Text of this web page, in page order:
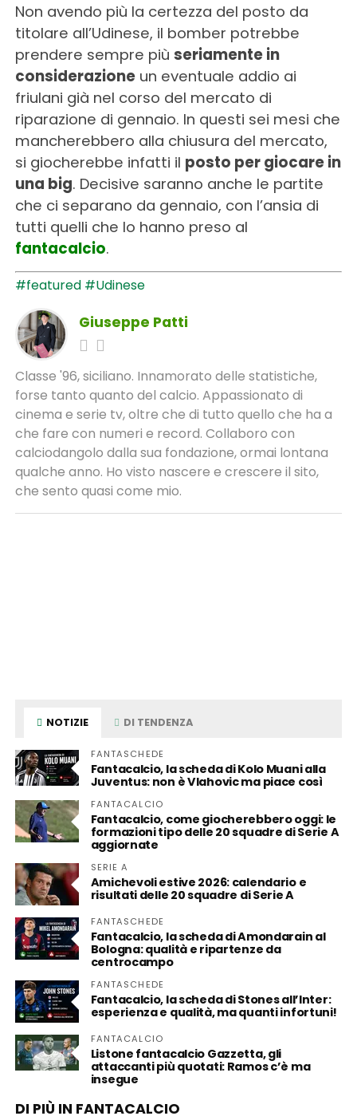
Non avendo più la certezza del posto da
titolare all’Udinese, il bomber potrebbe
prendere sempre più seriamente in
considerazioneun eventuale addio ai
friulani già nel corso del mercato di
riparazione di gennaio. In questi sei mesi che
mancherebbero alla chiusura del mercato,
si giocherebbe infatti il posto per giocare in
una big. Decisive saranno anche le partite
che ci separano da gennaio, con l’ansia di
tutti quelli che lo hanno preso al
fantacalcio.
#featured #Udinese
Giuseppe Patti
Classe '96, siciliano. Innamorato delle statistiche,
forse tanto quanto del calcio. Appassionato di
cinema e serie tv, oltre che di tutto quello che ha a
che fare con numeri e record. Collaboro con
calciodangolo dalla sua fondazione, ormai lontana
qualche anno. Ho visto nascere e crescere il sito,
che sento quasi come mio.
NOTIZIE DI TENDENZA
FANTASCHEDE
Fantacalcio, la scheda di Kolo Muani alla
Juventus: non è Vlahovic ma piace così
FANTACALCIO
Fantacalcio, come giocherebbero oggi: le
formazioni tipo delle 20 squadre di Serie A
aggiornate
SERIE A
Amichevoli estive 2026: calendario e
risultati delle 20 squadre di Serie A
FANTASCHEDE
Fantacalcio, la scheda di Amondarain al
Bologna: qualità e ripartenze da
centrocampo
FANTASCHEDE
Fantacalcio, la scheda di Stones all’Inter:
esperienza e qualità, ma quanti infortuni!
FANTACALCIO
Listone fantacalcio Gazzetta, gli
attaccanti più quotati: Ramos c’è ma
insegue
DI PIÙ IN FANTACALCIO